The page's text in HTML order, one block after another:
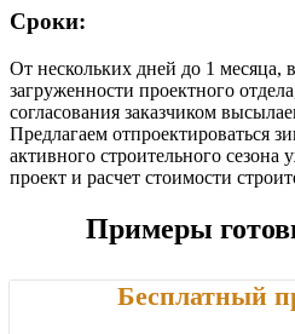
Сроки:
От нескольких дней до 1 месяца,
загруженности проектного
согласования заказчиком
Предлагаем отпроектироваться
активного строительного сезона
проект и расчет стоимости
Примеры
Бесплатный